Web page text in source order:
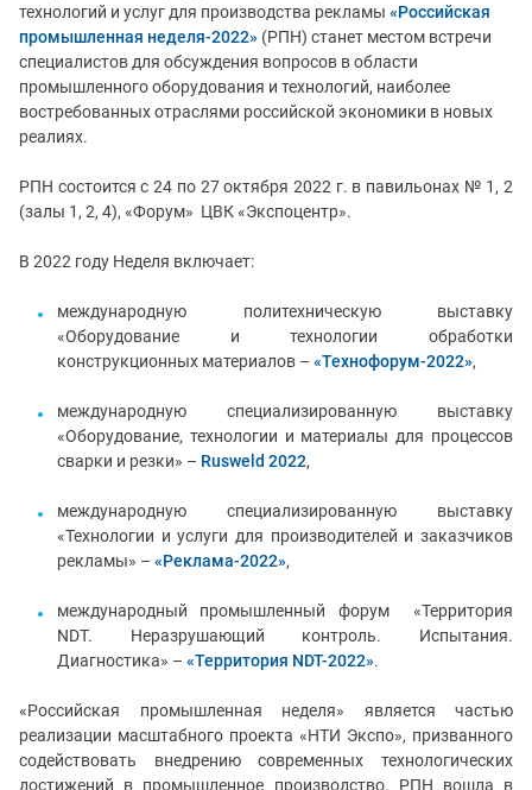
технологий и услуг для производства рекламы «Российская
промышленная неделя-2022» (РПН) станет местом встречи
специалистов для обсуждения вопросов в области
промышленного оборудования и технологий, наиболее
востребованных отраслями российской экономики в новых
реалиях.
РПН состоится с 24 по 27 октября 2022 г. в павильонах № 1, 2
(залы 1, 2, 4), «Форум» ЦВК «Экспоцентр».
В 2022 году Неделя включает:
международную политехническую выставку
«Оборудование и технологии обработки
конструкционных материалов – «Технофорум-2022»,
международную специализированную выставку
«Оборудование, технологии и материалы для процессов
сварки и резки» – Rusweld 2022,
международную специализированную выставку
«Технологии и услуги для производителей и заказчиков
рекламы» – «Реклама-2022»,
международный промышленный форум «Территория
NDT. Неразрушающий контроль. Испытания.
Диагностика» – «Территория NDT-2022».
«Российская промышленная неделя»
является частью
реализации масштабного проекта «НТИ Экспо», призванного
содействовать внедрению современных технологических
достижений в промышленное производство. РПН вошла в